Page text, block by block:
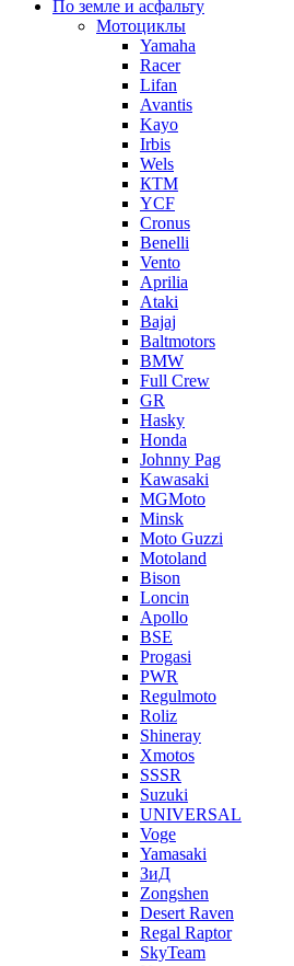
По земле и асфальту
Мотоциклы
Yamaha
Racer
Lifan
Avantis
Kayo
Irbis
Wels
КТМ
YCF
Cronus
Benelli
Vento
Aprilia
Ataki
Bajaj
Baltmotors
BMW
Full Crew
GR
Hasky
Honda
Johnny Pag
Kawasaki
MGMoto
Minsk
Moto Guzzi
Motoland
Bison
Loncin
Apollo
BSE
Progasi
PWR
Regulmoto
Roliz
Shineray
Xmotos
SSSR
Suzuki
UNIVERSAL
Voge
Yamasaki
ЗиД
Zongshen
Desert Raven
Regal Raptor
SkyTeam